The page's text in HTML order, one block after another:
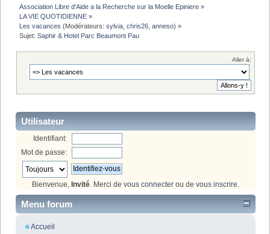
Association Libre d'Aide a la Recherche sur la Moelle Epiniere »
LA VIE QUOTIDIENNE »
Les vacances (Modérateurs:sylvia ,chris26 ,anneso) »
Sujet:Saphir & Hotel Parc Beaumont Pau
Aller à:
Utilisateur
Identifiant:
Mot de passe:
Bienvenue, Invité. Merci de vous connecter ou de vous inscrire.
Menu forum
Accueil